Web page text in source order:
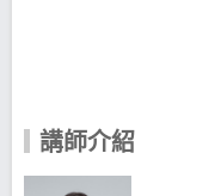
講師介紹